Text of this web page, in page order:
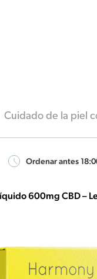
Cuidado de la piel
Ordenar antes
600mg CBD –